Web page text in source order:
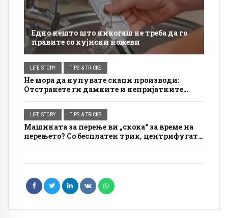
Едно нешто што никогаш не треба да го
правите со кујнски ножеви
LIFE STORY TIPS & TRICKS
Не мора да купувате скапи производи:
Отстранете ги дамките и непријатните
трик
LIFE STORY TIPS & TRICKS
Машината за перење ви „скока“ за време на
перењето? Со бесплатен трик, центрифугата